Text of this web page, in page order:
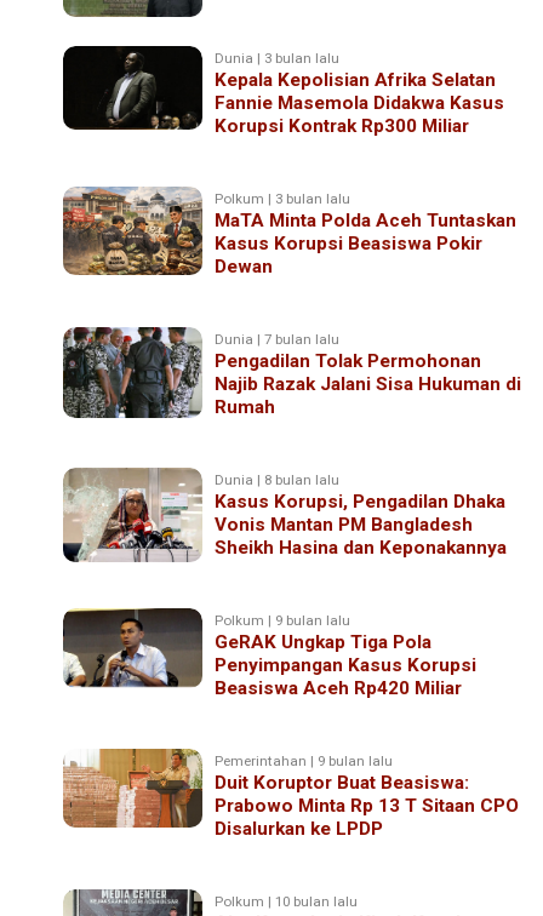
Dunia | 3 bulan lalu
Kepala Kepolisian Afrika Selatan
Fannie Masemola Didakwa Kasus
Korupsi Kontrak Rp300 Miliar
Polkum | 3 bulan lalu
MaTA Minta Polda Aceh Tuntaskan
Kasus Korupsi Beasiswa Pokir
Dewan
Dunia | 7 bulan lalu
Pengadilan Tolak Permohonan
Najib Razak Jalani Sisa Hukuman di
Rumah
Dunia | 8 bulan lalu
Kasus Korupsi, Pengadilan Dhaka
Vonis Mantan PM Bangladesh
Sheikh Hasina dan Keponakannya
Polkum | 9 bulan lalu
GeRAK Ungkap Tiga Pola
Penyimpangan Kasus Korupsi
Beasiswa Aceh Rp420 Miliar
Pemerintahan | 9 bulan lalu
Duit Koruptor Buat Beasiswa:
Prabowo Minta Rp 13 T Sitaan CPO
Disalurkan ke LPDP
Polkum | 10 bulan lalu